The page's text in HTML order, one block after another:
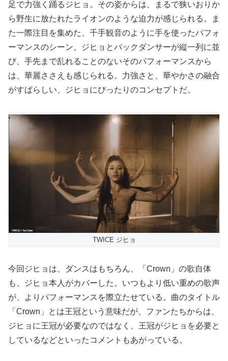
足で力強く踊るジヒョ。その姿からは、まるで狭いおりか
ら野生に放たれたライオンのような迫力が感じられる。ま
た一際注目を集めた、千手観音のように手を使ったパフォ
ーマンスのシーン。ジヒョとバックダンサーが縦一列に並
び、手先まで乱れることのないそのパフォーマンスから
は、華麗ささえも感じられる。力強さと、華やかさの融合
がすばらしい、ジヒョにぴったりのコンセプトだ。
TWICE ジヒョ
今回ジヒョは、ダンスはもちろん、「Crown」の歌自体
も、ジヒョ本人がカバーした。いつもより低い重めの歌声
が、よりパフォーマンスを際立たせている。曲のタイトル
「Crown」とは王冠という意味だが、ファンたちからは、
ジヒョに王冠が必要なのではなく、王冠がジヒョを必要と
しているなどといったコメントもあがっている。